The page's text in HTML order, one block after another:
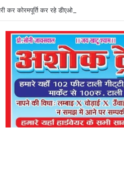
कर कोरमपूर्ति कर रहे डीएओ, किसानों को लूट रहे